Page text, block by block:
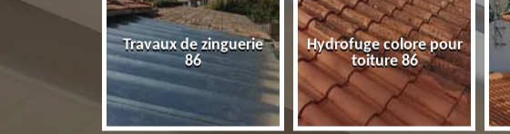
Travaux de zinguerie
86
Hydrofuge colore pour
toiture 86